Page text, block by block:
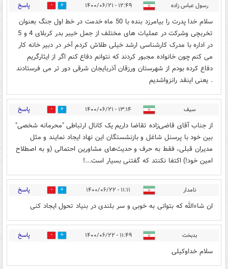
رسول عباس زاده ۱۲:۴۹ - ۱۴۰۰/۰۶/۲۱ 1 پاسخ
سلام خدا پدرت را بیامرزد بنده با 50 ماه خدمت در خط اول جنگ بعنوان
تخربچی وشرکت در عملیات های مختلف از جمل خیبر بدر کربلای 4 و 5
در اداره با مدرک کارشناسی ارشد خیلی طلاش کردم آخر در دبیر خانه کار
می کنم چون خانواده مجبور کردند که نتوانم دفاع کنم اگر از ایثارگریم
دفاع کرده بودم از شهرستان ورزقان آذربایجان شرقی دور تر می فرستادند
. یعنی اینقد رانزواشدیم
سیف ۱۳:۱۴ - ۱۴۰۰/۰۶/۲۱ 0 پاسخ
از جناب آقای قاضی‌زاده تقاضا داریم یک کانال ارتباطی "محرمانه شخصی"
بین خود با پرسنل شاغل و بازنشستگان این نهاد ایجاد نمایند و مثل
مدیران قبلی، فقط به حرف و حدیث‌های مشاورین احتمالی (و به اصطلاح
امین خود!) اکتفا نکنتد که گفتنی بسیار است...!
نامدار ۱۱:۱۱ - ۱۴۰۰/۰۶/۲۲ 0 پاسخ
ان شاءالله که بتوانی به خوبی و سر بلندی در بنیاد تحول ایجاد کنی
بدبخت ۱۱:۴۹ - ۱۴۰۰/۰۶/۲۲ 0 پاسخ
سلام خداوکیلی